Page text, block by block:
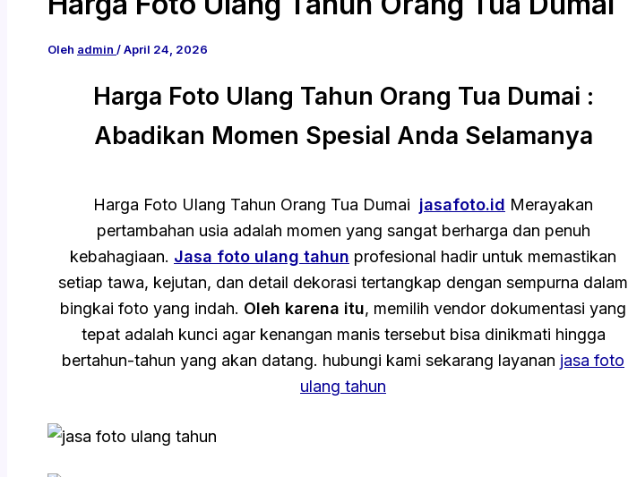
Oleh admin /April 24, 2026
Harga Foto Ulang Tahun Orang Tua Dumai :
Abadikan Momen Spesial Anda Selamanya
Harga Foto Ulang Tahun Orang Tua Dumai jasafoto.id Merayakan
pertambahan usia adalah momen yang sangat berharga dan penuh
kebahagiaan. Jasa foto ulang tahun profesional hadir untuk memastikan
setiap tawa, kejutan, dan detail dekorasi tertangkap dengan sempurna dalam
bingkai foto yang indah. Oleh karena itu, memilih vendor dokumentasi yang
tepat adalah kunci agar kenangan manis tersebut bisa dinikmati hingga
bertahun-tahun yang akan datang. hubungi kami sekarang layanan jasa foto
ulang tahun